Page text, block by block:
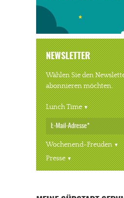
« ALLE VERANSTALTUNGEN
NEWSLETTER
Wählen Sie den
abonnieren möchten.
Lunch Time
Wochenend-Freuden
Presse